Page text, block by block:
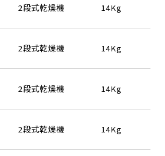
2段式乾燥機 14Kg
2段式乾燥機 14Kg
2段式乾燥機 14Kg
2段式乾燥機 14Kg